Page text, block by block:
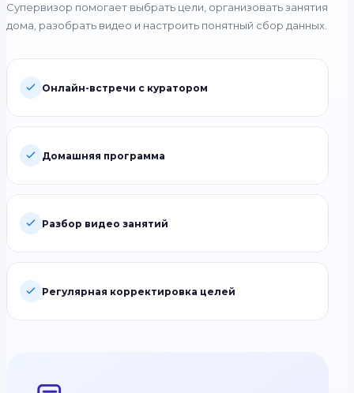
Супервизор помогает выбрать цели, организовать занятия
дома, разобрать видео и настроить понятный сбор данных.
Онлайн-встречи с куратором
Домашняя программа
Разбор видео занятий
Регулярная корректировка целей